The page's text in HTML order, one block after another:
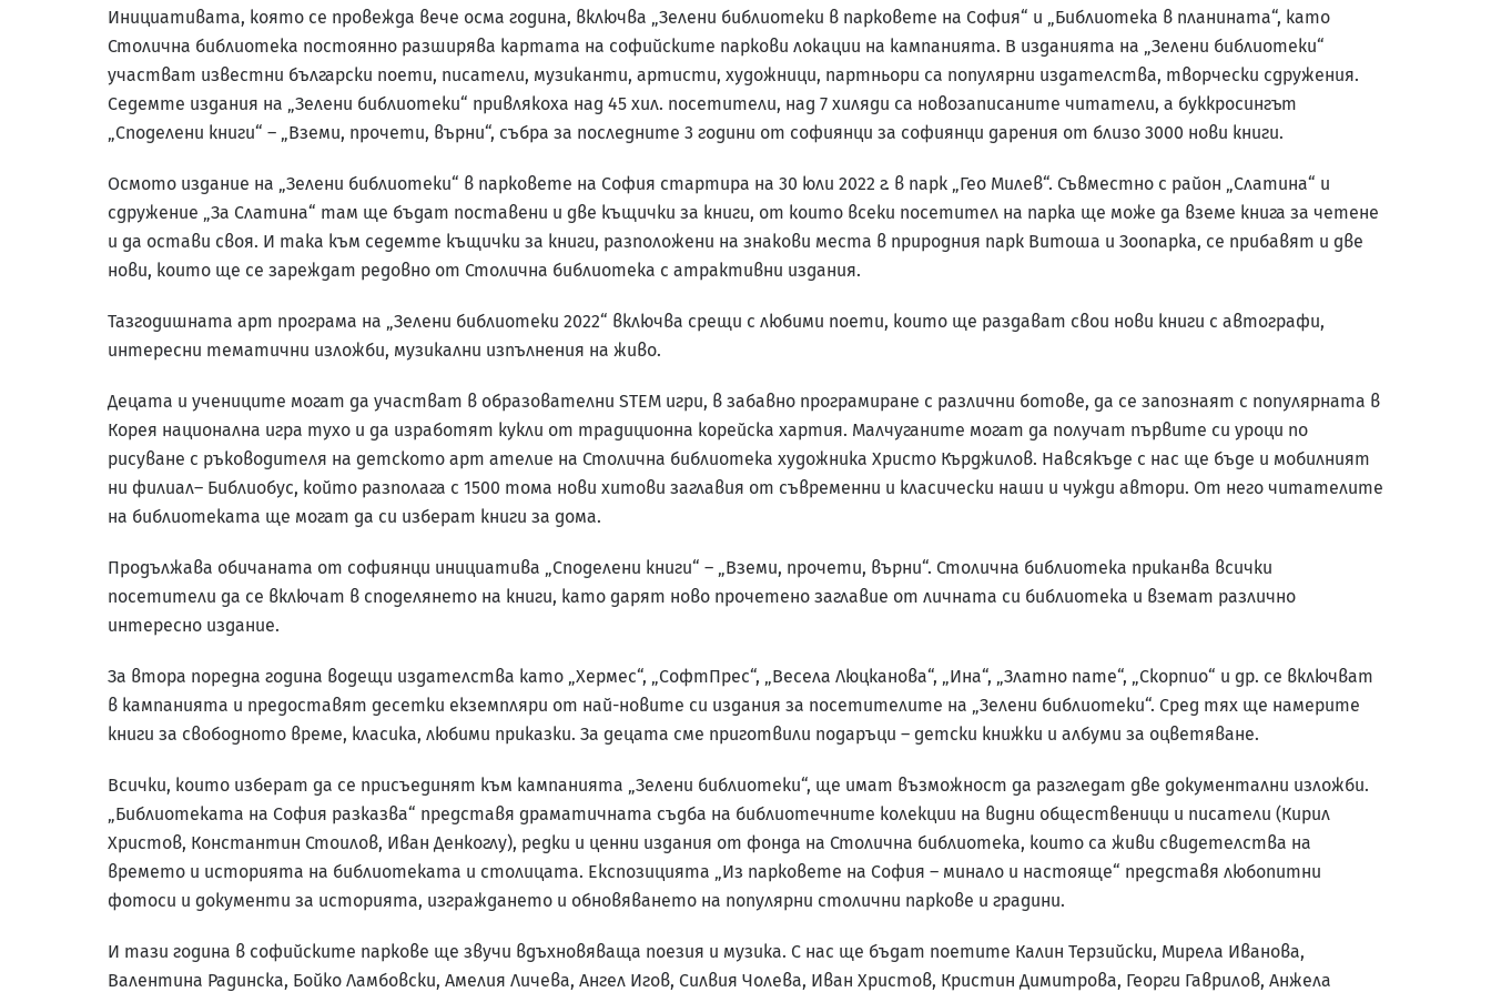
Инициативата, която се провежда вече осма година, включва „Зелени библиотеки в парковете на София“ и „Библиотека в планината“, като
Столична библиотека постоянно разширява картата на софийските паркови локации на кампанията. В изданията на „Зелени библиотеки“
участват известни български поети, писатели, музиканти, артисти, художници, партньори са популярни издателства, творчески сдружения.
Седемте издания на „Зелени библиотеки“ привлякоха над 45 хил. посетители, над 7 хиляди са новозаписаните читатели, а буккросингът
„Споделени книги“ – „Вземи, прочети, върни“, събра за последните 3 години от софиянци за софиянци дарения от близо 3000 нови книги.
Осмото издание на „Зелени библиотеки“ в парковете на София стартира на 30 юли 2022 г. в парк „Гео Милев“. Съвместно с район „Слатина“ и
сдружение „За Слатина“ там ще бъдат поставени и две къщички за книги, от които всеки посетител на парка ще може да вземе книга за четене
и да остави своя. И така към седемте къщички за книги, разположени на знакови места в природния парк Витоша и Зоопарка, се прибавят и две
нови, които ще се зареждат редовно от Столична библиотека с атрактивни издания.
Тазгодишната арт програма на „Зелени библиотеки 2022“ включва срещи с любими поети, които ще раздават свои нови книги с автографи,
интересни тематични изложби, музикални изпълнения на живо.
Децата и учениците могат да участват в образователни STEM игри, в забавно програмиране с различни ботове, да се запознаят с популярната в
Корея национална игра тухо и да изработят кукли от традиционна корейска хартия. Малчуганите могат да получат първите си уроци по
рисуване с ръководителя на детското арт ателие на Столична библиотека художника Христо Кърджилов. Навсякъде с нас ще бъде и мобилният
ни филиал– Библиобус, който разполага с 1500 тома нови хитови заглавия от съвременни и класически наши и чужди автори. От него читателите
на библиотеката ще могат да си изберат книги за дома.
Продължава обичаната от софиянци инициатива „Споделени книги“ – „Вземи, прочети, върни“. Столична библиотека приканва всички
посетители да се включат в споделянето на книги, като дарят ново прочетено заглавие от личната си библиотека и вземат различно
интересно издание.
За втора поредна година водещи издателства като „Хермес“, „СофтПрес“, „Весела Люцканова“, „Ина“, „Златно пате“, „Скорпио“ и др. се включват
в кампанията и предоставят десетки екземпляри от най-новите си издания за посетителите на „Зелени библиотеки“. Сред тях ще намерите
книги за свободното време, класика, любими приказки. За децата сме приготвили подаръци – детски книжки и албуми за оцветяване.
Всички, които изберат да се присъединят към кампанията „Зелени библиотеки“, ще имат възможност да разгледат две документални изложби.
„Библиотеката на София разказва“ представя драматичната съдба на библиотечните колекции на видни общественици и писатели (Кирил
Христов, Константин Стоилов, Иван Денкоглу), редки и ценни издания от фонда на Столична библиотека, които са живи свидетелства на
времето и историята на библиотеката и столицата. Експозицията „Из парковете на София – минало и настояще“ представя любопитни
фотоси и документи за историята, изграждането и обновяването на популярни столични паркове и градини.
И тази година в софийските паркове ще звучи вдъхновяваща поезия и музика. С нас ще бъдат поетите Калин Терзийски, Мирела Иванова,
Валентина Радинска, Бойко Ламбовски, Амелия Личева, Ангел Игов, Силвия Чолева, Иван Христов, Кристин Димитрова, Георги Гаврилов, Анжела